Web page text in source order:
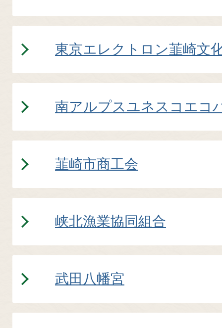
東京エレクトロン韮崎文
南アルプスユネスコエコ
韮崎市商工会
峡北漁業協同組合
武田八幡宮